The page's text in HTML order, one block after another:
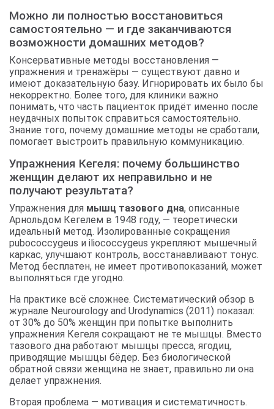
Можно ли полностью восстановиться
самостоятельно — и где заканчиваются
возможности домашних методов?
Консервативные методы восстановления —
упражнения и тренажёры — существуют давно и
имеют доказательную базу. Игнорировать их было бы
некорректно. Более того, для клиники важно
понимать, что часть пациенток придёт именно после
неудачных попыток справиться самостоятельно.
Знание того, почему домашние методы не сработали,
помогает выстроить правильную коммуникацию.
Упражнения Кегеля: почему большинство
женщин делают их неправильно и не
получают результата?
Упражнения для мышц тазового дна, описанные
Арнольдом Кегелем в 1948 году, — теоретически
идеальный метод. Изолированные сокращения
pubococcygeus и iliococcygeus укрепляют мышечный
каркас, улучшают контроль, восстанавливают тонус.
Метод бесплатен, не имеет противопоказаний, может
выполняться где угодно.
На практике всё сложнее. Систематический обзор в
журнале Neurourology and Urodynamics (2011) показал:
от 30% до 50% женщин при попытке выполнить
упражнения Кегеля сокращают не те мышцы. Вместо
тазового дна работают мышцы пресса, ягодиц,
приводящие мышцы бёдер. Без биологической
обратной связи женщина не знает, правильно ли она
делает упражнения.
Вторая проблема — мотивация и систематичность.